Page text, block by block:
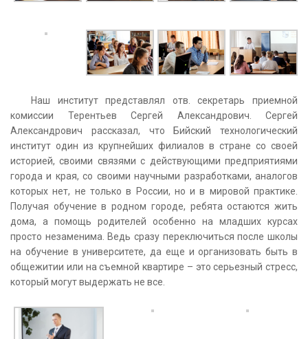
Наш институт представлял отв. секретарь приемной
комиссии Терентьев Сергей Александрович. Сергей
Александрович рассказал, что Бийский технологический
институт один из крупнейших филиалов в стране со своей
историей, своими связями с действующими предприятиями
города и края, со своими научными разработками, аналогов
которых нет, не только в России, но и в мировой практике.
Получая обучение в родном городе, ребята остаются жить
дома, а помощь родителей особенно на младших курсах
просто незаменима. Ведь сразу переключиться после школы
на обучение в университете, да еще и организовать быть в
общежитии или на съемной квартире – это серьезный стресс,
который могут выдержать не все.